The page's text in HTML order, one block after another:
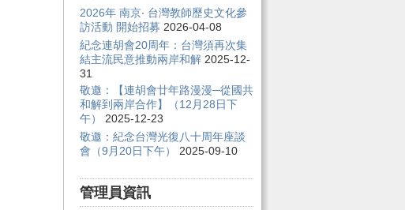
2026年 南京‧ 台灣教師歷史文化參
訪活動 開始招募 2026-04-08
紀念連胡會20周年：台灣須再次集
結主流民意推動兩岸和解 2025-12-
31
敬邀：【連胡會廿年路漫漫─從國共
和解到兩岸合作】（12月28日下
午）
2025-12-23
敬邀：紀念台灣光復八十周年座談
會（9月20日下午）
2025-09-10
管理員資訊